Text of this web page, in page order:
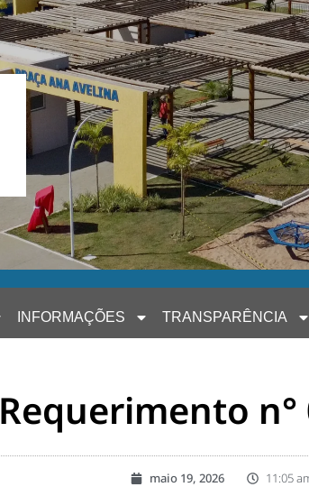
INFORMAÇÕES TRANSPARÊNCIA
Requerimento n°
maio 19, 2026 11:05